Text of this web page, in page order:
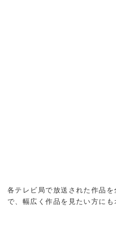
各テレビ局で放送された作品
で、幅広く作品を見たい方にも